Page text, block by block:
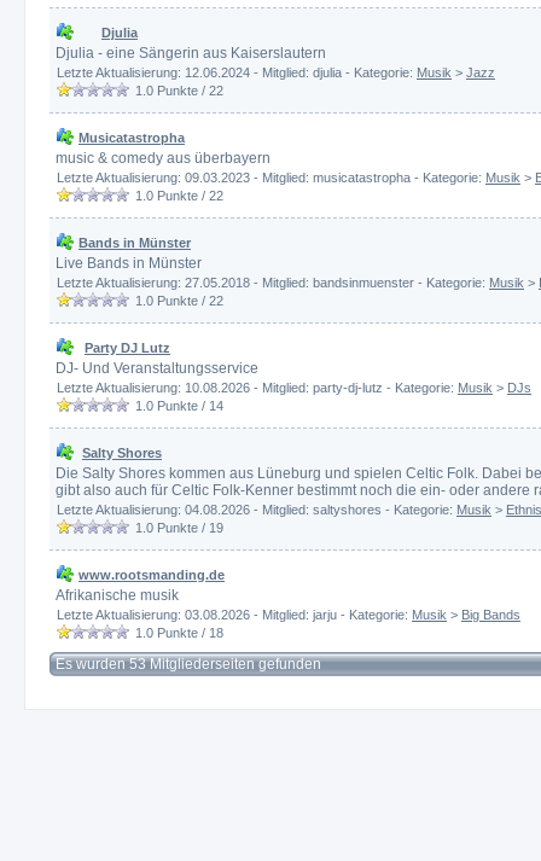
Djulia
Djulia - eine Sängerin aus Kaiserslautern
Letzte Aktualisierung: 12.06.2024 - Mitglied: djulia - Kategorie: Musik > Jazz
1.0 Punkte / 22
Musicatastropha
music & comedy aus überbayern
Letzte Aktualisierung: 09.03.2023 - Mitglied: musicatastropha - Kategorie: Musik >
1.0 Punkte / 22
Bands in Münster
Live Bands in Münster
Letzte Aktualisierung: 27.05.2018 - Mitglied: bandsinmuenster - Kategorie: Musik >
1.0 Punkte / 22
Party DJ Lutz
DJ- Und Veranstaltungsservice
Letzte Aktualisierung: 10.08.2026 - Mitglied: party-dj-lutz - Kategorie: Musik > DJs
1.0 Punkte / 14
Salty Shores
Die Salty Shores kommen aus Lüneburg und spielen Celtic Folk. Dabei
gibt also auch für Celtic Folk-Kenner bestimmt noch die ein- oder andere
Letzte Aktualisierung: 04.08.2026 - Mitglied: saltyshores - Kategorie: Musik >
1.0 Punkte / 19
www.rootsmanding.de
Afrikanische musik
Letzte Aktualisierung: 03.08.2026 - Mitglied: jarju - Kategorie: Musik > Big Bands
1.0 Punkte / 18
Es wurden 53 Mitgliederseiten gefunden